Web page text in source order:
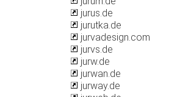
jurus.de
jurutka.de
jurvadesign.com
jurvs.de
jurw.de
jurwan.de
jurway.de